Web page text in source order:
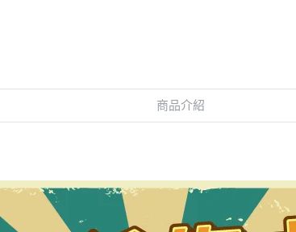
商品介紹